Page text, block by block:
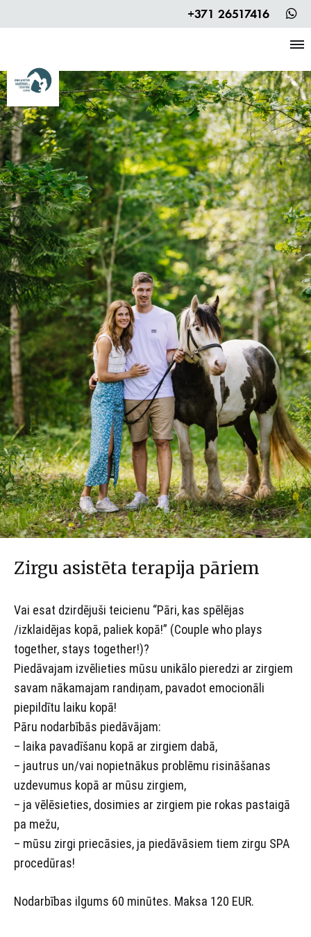
+371 26517416
Zirgu asistēta terapija pāriem
Vai esat dzirdējuši teicienu “Pāri, kas spēlējas
/izklaidējas kopā, paliek kopā!” (Couple who plays
together, stays together!)?
Piedāvajam izvēlieties mūsu unikālo pieredzi ar zirgiem
savam nākamajam randiņam, pavadot emocionāli
piepildītu laiku kopā!
Pāru nodarbībās piedāvājam:
– laika pavadīšanu kopā ar zirgiem dabā,
– jautrus un/vai nopietnākus problēmu risināšanas
uzdevumus kopā ar mūsu zirgiem,
– ja vēlēsieties, dosimies ar zirgiem pie rokas pastaigā
pa mežu,
– mūsu zirgi priecāsies, ja piedāvāsiem tiem zirgu SPA
procedūras!
Nodarbības ilgums 60 minūtes. Maksa 120 EUR.